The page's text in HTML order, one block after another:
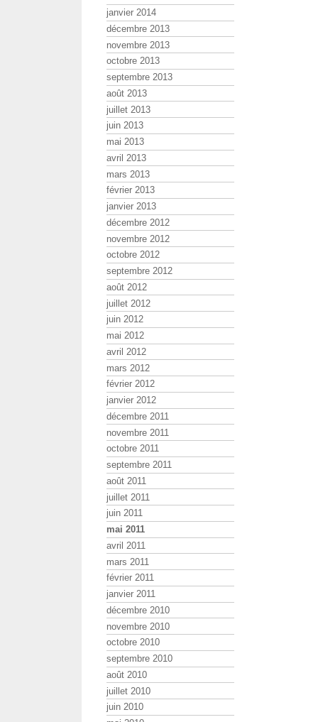
janvier 2014
décembre 2013
novembre 2013
octobre 2013
septembre 2013
août 2013
juillet 2013
juin 2013
mai 2013
avril 2013
mars 2013
février 2013
janvier 2013
décembre 2012
novembre 2012
octobre 2012
septembre 2012
août 2012
juillet 2012
juin 2012
mai 2012
avril 2012
mars 2012
février 2012
janvier 2012
décembre 2011
novembre 2011
octobre 2011
septembre 2011
août 2011
juillet 2011
juin 2011
mai 2011
avril 2011
mars 2011
février 2011
janvier 2011
décembre 2010
novembre 2010
octobre 2010
septembre 2010
août 2010
juillet 2010
juin 2010